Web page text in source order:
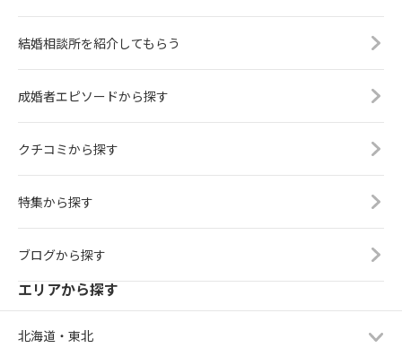
結婚相談所を紹介してもらう
成婚者エピソードから探す
クチコミから探す
特集から探す
ブログから探す
エリアから探す
北海道・東北